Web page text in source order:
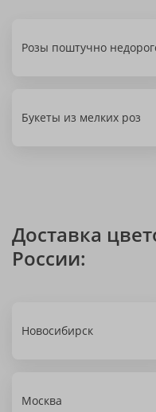
Розы поштучно
Букеты из мелких роз
Доставка
России:
Новосибирск
Москва